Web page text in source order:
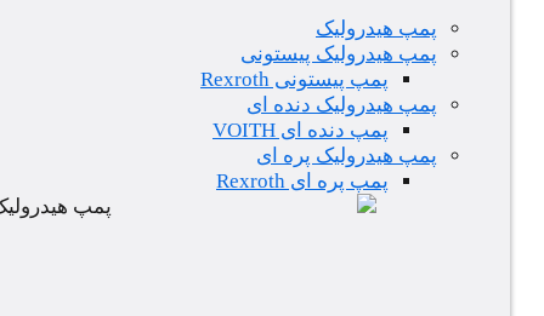
پمپ هیدرولیک
پمپ هیدرولیک پیستونی
پمپ پیستونی Rexroth
پمپ هیدرولیک دنده ای
پمپ دنده ای VOITH
پمپ هیدرولیک پره ای
پمپ پره ای Rexroth